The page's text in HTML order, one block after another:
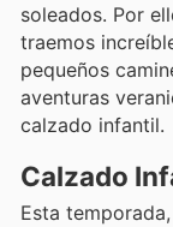
soleados. Por
traemos
pequeños
aventuras
calzado infantil.
Calzado
Esta